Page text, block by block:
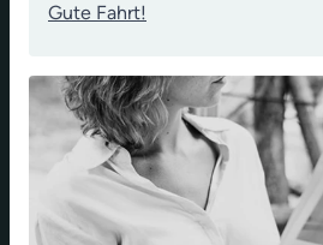
Gute Fahrt!